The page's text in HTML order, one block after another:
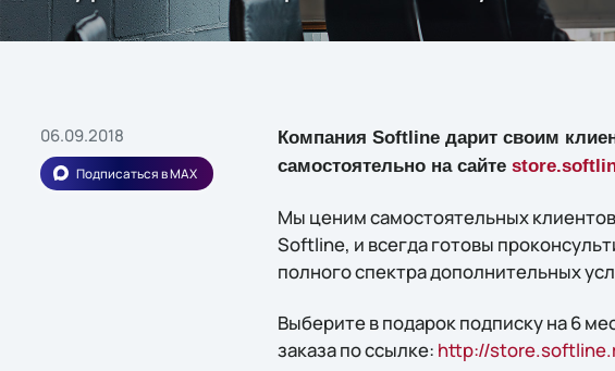
06.09.2018
Подписаться в MAX
Компания Softline дарит своим
самостоятельно на сайте
Мы ценим самостоятельных
Softline, и всегда готовы
полного спектра дополнительных
Выберите в подарок подписку на 6
заказа по ссылке: http://